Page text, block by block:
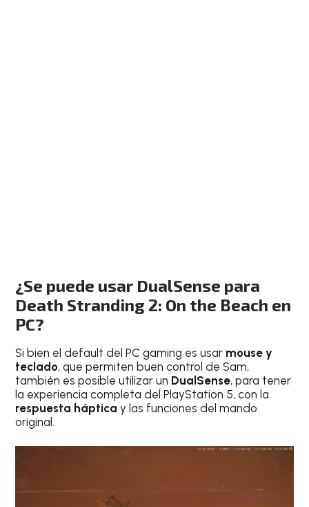
¿Se puede usar DualSense para
Death Stranding 2: On the Beach en
PC?
Si bien el default del PC gaming es usar mouse y
teclado, que permiten buen control de Sam,
también es posible utilizar un DualSense, para tener
la experiencia completa del PlayStation 5, con la
respuesta háptica y las funciones del mando
original.